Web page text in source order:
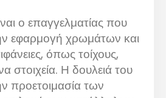
ο επαγγελματίας που
εφαρμογή χρωμάτων και
όπως τοίχους,
στοιχεία. Η δουλειά του
προετοιμασία των